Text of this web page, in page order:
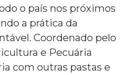
o país nos próximos
a prática da
Coordenado pelo
e Pecuária
com outras pastas e